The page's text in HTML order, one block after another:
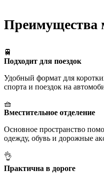
Преимущества
🚆
Подходит для поездок
Удобный формат для
спорта и поездок на
🧺
Вместительное отделение
Основное пространство
одежду, обувь и дорожные
👌
Практична в дороге